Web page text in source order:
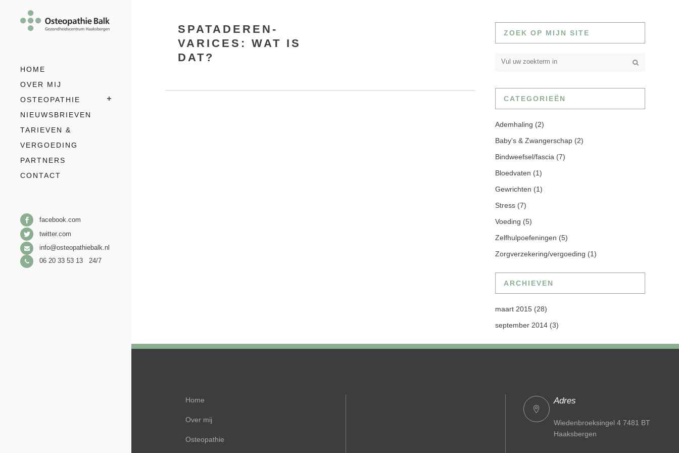
HOME
OVER MIJ
OSTEOPATHIE
NIEUWSBRIEVEN
TARIEVEN &
VERGOEDING
PARTNERS
CONTACT
facebook.com
twitter.com
info@osteopathiebalk.nl
06 20 33 53 13 24/7
SPATADEREN-
VARICES: WAT IS
DAT?
ZOEK OP MIJN SITE
CATEGORIEËN
Ademhaling (2)
Baby's & Zwangerschap (2)
Bindweefsel/fascia (7)
Bloedvaten (1)
Gewrichten (1)
Stress (7)
Voeding (5)
Zelfhulpoefeningen (5)
Zorgverzekering/vergoeding (1)
ARCHIEVEN
maart 2015 (28)
september 2014 (3)
Home
Over mij
Osteopathie
Adres
Wiedenbroeksingel 4 7481 BT
Haaksbergen